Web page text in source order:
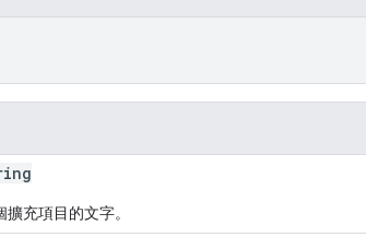
擴充項目的文字。